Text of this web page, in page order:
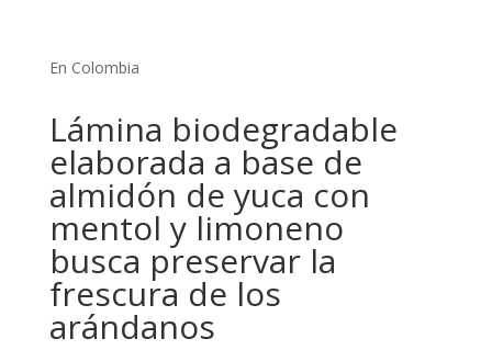
En Colombia
Lámina biodegradable
elaborada a base de
almidón de yuca con
mentol y limoneno
busca preservar la
frescura de los
arándanos